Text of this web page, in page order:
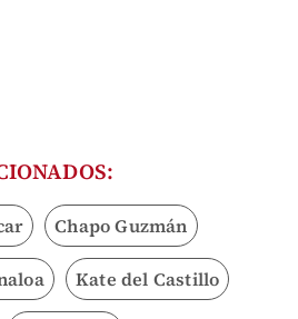
Chapo Guzmán
Kate del Castillo